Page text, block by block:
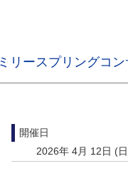
リースプリングコ
開催日
2026年 4月 12日 (